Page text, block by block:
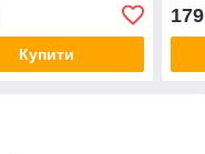
Купити
179